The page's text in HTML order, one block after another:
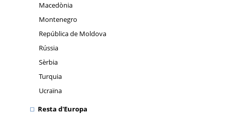
Macedònia
Montenegro
República de Moldova
Rússia
Sèrbia
Turquia
Ucraïna
Resta d'Europa